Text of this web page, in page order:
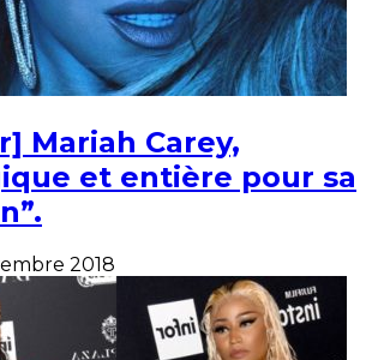
Mariah Carey,
et entière pour sa
2018